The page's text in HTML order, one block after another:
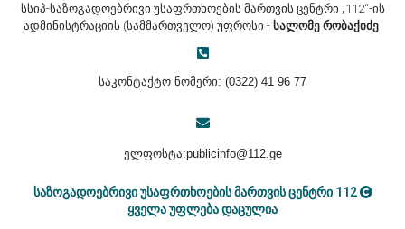
სსიპ-საზოგადოებრივი უსაფრთხოების მართვის ცენტრი „112“-ის
ადმინისტრაციის (სამმართველო) უფროსი - სალომე რობაქიძე
საკონტაქტო ნომერი: (0322) 41 96 77
ელფოსტა:publicinfo@112.ge
საზოგადოებრივი უსაფრთხოების მართვის ცენტრი 112
ყველა უფლება დაცულია